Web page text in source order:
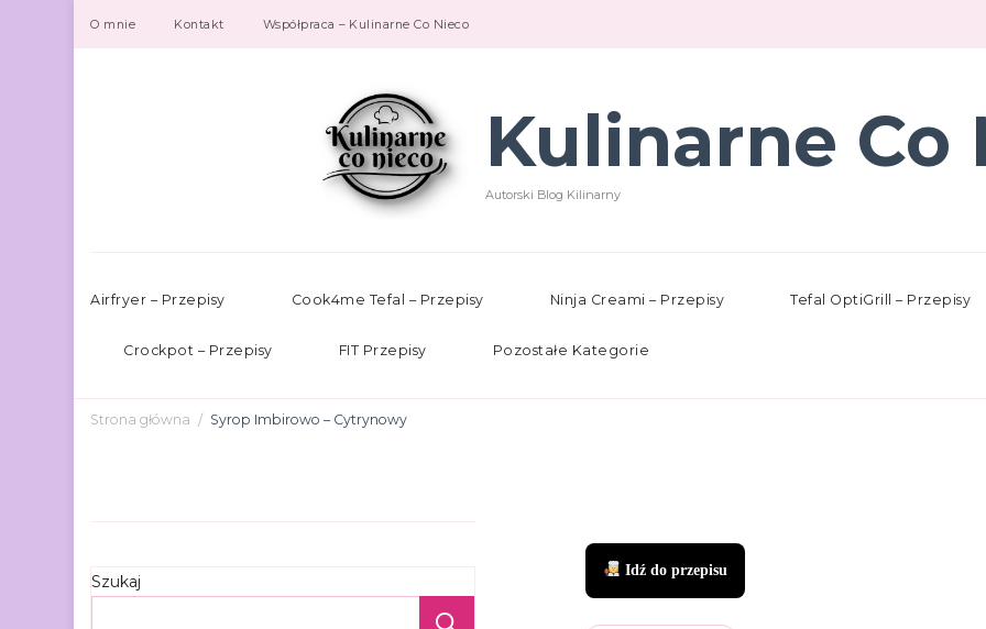
O mnie Kontakt Współpraca – Kulinarne Co Nieco
Kulinarne Co
Autorski Blog Kilinarny
Airfryer – Przepisy Cook4me Tefal – Przepisy Ninja Creami – Przepisy Tefal OptiGrill – Przepisy
Crockpot – Przepisy FIT Przepisy Pozostałe Kategorie
Strona główna / Syrop Imbirowo – Cytrynowy
Idź do przepisu
Szukaj